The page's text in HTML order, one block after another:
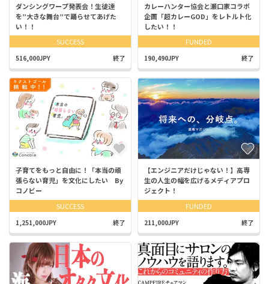
ダンシングワープ発表会！生徒達
を”大きな舞台”で踊らせてあげた
い！！
SUCCESS
516,000JPY 終了
カレーハンター協会と瀬口家コラボ
企画「超カレーGOD」をレトルト化
したい！！
FUNDED
190,490JPY 終了
子育てをもっと自由に！「本当の頑
張らない育児」を文化にしたい By
コノビー
SUCCESS
1,251,000JPY 終了
【エンジニアだけじゃない！】高専
生の人生の幅を広げるメディアプロ
ジェクト！
FUNDED
211,000JPY 終了